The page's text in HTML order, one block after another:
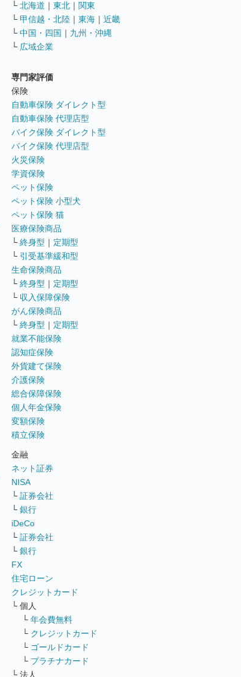
└ 北海道 ｜ 東北 ｜ 関東
└ 甲信越・北陸 ｜ 東海 ｜ 近畿
└ 中国・四国 ｜ 九州・沖縄
└ 広域企業
専門家評価
保険
自動車保険 ダイレクト型
自動車保険 代理店型
バイク保険 ダイレクト型
バイク保険 代理店型
火災保険
学資保険
ペット保険
ペット保険 小型犬
ペット保険 猫
医療保険商品
└ 終身型 ｜ 定期型
└ 引受基準緩和型
生命保険商品
└ 終身型 ｜ 定期型
└ 収入保障保険
がん保険商品
└ 終身型 ｜ 定期型
就業不能保険
認知症保険
外貨建て保険
介護保険
総合保障保険
個人年金保険
変額保険
積立保険
金融
ネット証券
NISA
└ 証券会社
└ 銀行
iDeCo
└ 証券会社
└ 銀行
FX
住宅ローン
クレジットカード
└ 個人
└ 年会費無料
└ クレジットカード
└ ゴールドカード
└ プラチナカード
└ 法人